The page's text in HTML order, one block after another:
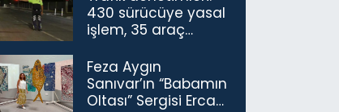
430 sürücüye yasal
işlem, 35 araç
Feza Aygın
Sanıvar’ın “Babamın
Oltası” Sergisi Ercan